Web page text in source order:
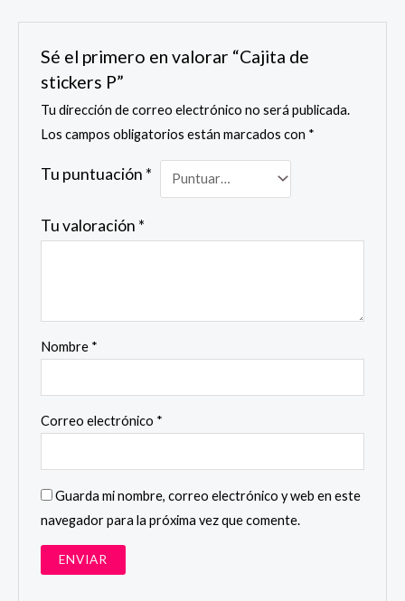
Sé el primero en valorar “Cajita de
stickers P”
Tu dirección de correo electrónico no será publicada.
Los campos obligatorios están marcados con *
Tu puntuación *
Tu valoración *
Nombre *
Correo electrónico *
Guarda mi nombre, correo electrónico y web en este
navegador para la próxima vez que comente.